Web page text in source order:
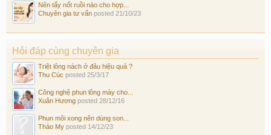
Nên tẩy nốt ruồi nào cho hợp...
Chuyên gia tư vấn posted 21/10/23
Hỏi đáp cùng chuyên gia
Triệt lông nách ở đâu hiệu quả ?
Thu Cúc posted 25/3/17
Công nghệ phun lông mày cho...
Xuân Hương posted 28/12/16
Phun môi xong nên dùng son...
Thảo My posted 14/12/23